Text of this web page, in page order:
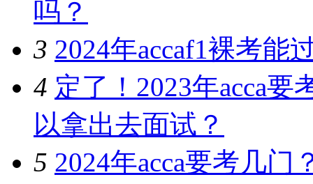
吗？
3 2024年accaf1裸考能
4 定了！2023年acca
以拿出去面试？
5 2024年acca要考几门